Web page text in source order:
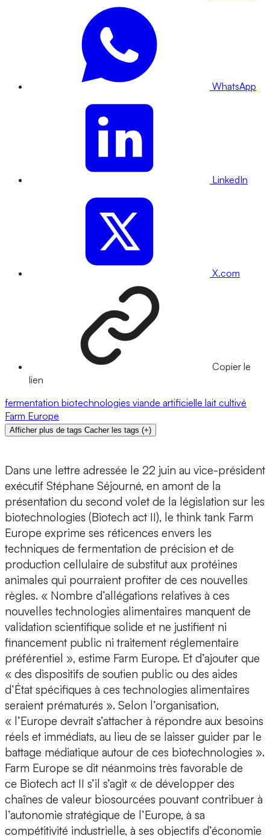
WhatsApp
LinkedIn
X.com
Copier le
lien
fermentation biotechnologies viande artificielle lait cultivé
Farm Europe
Afficher plus de tags Cacher les tags (+)
Dans une lettre adressée le 22 juin au vice-président
exécutif Stéphane Séjourné, en amont de la
présentation du second volet de la législation sur les
biotechnologies (Biotech act II), le think tank Farm
Europe exprime ses réticences envers les
techniques de fermentation de précision et de
production cellulaire de substitut aux protéines
animales qui pourraient profiter de ces nouvelles
règles. « Nombre d’allégations relatives à ces
nouvelles technologies alimentaires manquent de
validation scientifique solide et ne justifient ni
financement public ni traitement réglementaire
préférentiel », estime Farm Europe. Et d’ajouter que
« des dispositifs de soutien public ou des aides
d’État spécifiques à ces technologies alimentaires
seraient prématurés ». Selon l’organisation,
« l’Europe devrait s’attacher à répondre aux besoins
réels et immédiats, au lieu de se laisser guider par le
battage médiatique autour de ces biotechnologies ».
Farm Europe se dit néanmoins très favorable de
ce Biotech act II s’il s’agit « de développer des
chaînes de valeur biosourcées pouvant contribuer à
l’autonomie stratégique de l’Europe, à sa
compétitivité industrielle, à ses objectifs d’économie